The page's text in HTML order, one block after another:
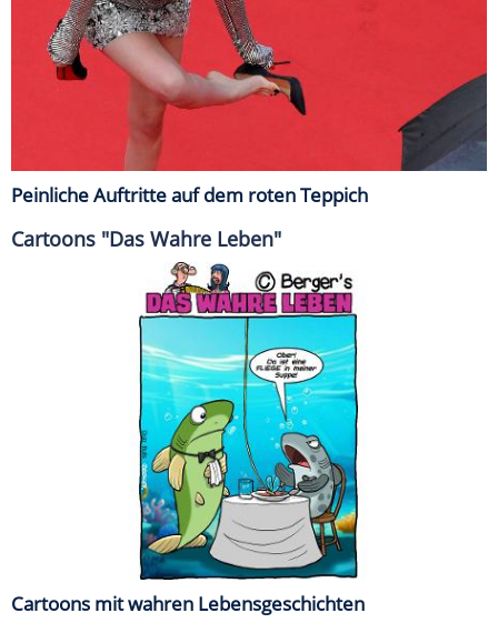
Peinliche Auftritte auf dem roten Teppich
Cartoons "Das Wahre Leben"
Cartoons mit wahren Lebensgeschichten